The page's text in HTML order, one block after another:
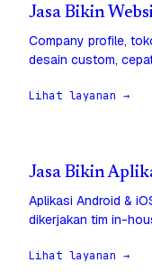
Jasa Bikin
Company profile,
desain custom,
Lihat layanan →
Jasa Bikin
Aplikasi Android &
dikerjakan tim in-
Lihat layanan →